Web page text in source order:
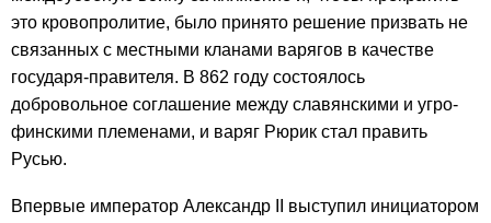
это кровопролитие, было принято решение призвать не
связанных с местными кланами варягов в качестве
государя-правителя. В 862 году состоялось
добровольное соглашение между славянскими и угро-
финскими племенами, и варяг Рюрик стал править
Русью.
Впервые император Александр II выступил инициатором